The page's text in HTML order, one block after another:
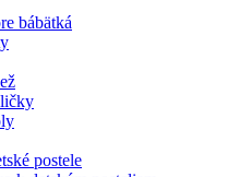
bábätká
postele